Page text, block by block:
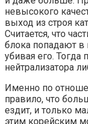
невысокого
выход из строя
Считается, что
блока попадают
убивая его. Тогда
нейтрализатора
Именно по
правило, что
ездит, и только
этим корейским